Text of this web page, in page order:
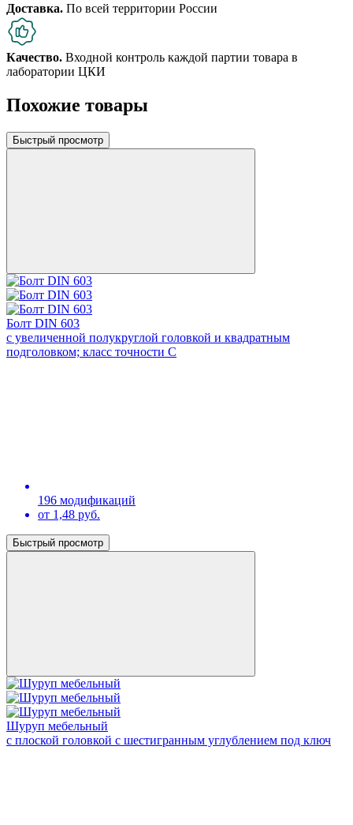
Доставка. По всей территории России
Качество. Входной контроль каждой партии товара в
лаборатории ЦКИ
Похожие товары
Быстрый просмотр
Болт DIN 603
с увеличенной полукруглой головкой и квадратным
подголовком; класс точности С
196 модификаций
от 1,48 руб.
Быстрый просмотр
Шуруп мебельный
с плоской головкой с шестигранным углублением под ключ